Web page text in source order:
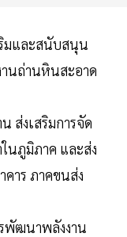
มและสนับสนุน
านถ่านหินสะอาด
ส่งเสริมการจัด
นภูมิภาค และส่ง
คาร ภาคขนส่ง
พัฒนาพลังงาน